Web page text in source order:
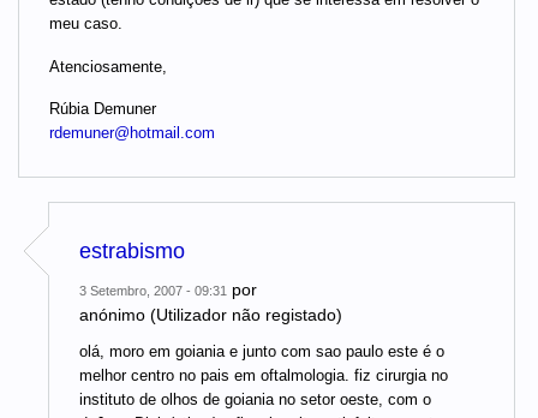
meu caso.
Atenciosamente,
Rúbia Demuner
rdemuner@hotmail.com
estrabismo
3 Setembro, 2007 - 09:31
por
anónimo (Utilizador não registado)
olá, moro em goiania e junto com sao paulo este é o
melhor centro no pais em oftalmologia. fiz cirurgia no
instituto de olhos de goiania no setor oeste, com o